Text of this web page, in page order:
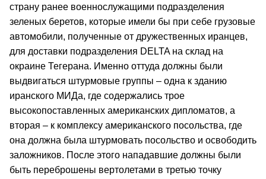
страну ранее военнослужащими подразделения
зеленых беретов, которые имели бы при себе грузовые
автомобили, полученные от дружественных иранцев,
для доставки подразделения DELTA на склад на
окраине Тегерана. Именно оттуда должны были
выдвигаться штурмовые группы – одна к зданию
иранского МИДа, где содержались трое
высокопоставленных американских дипломатов, а
вторая – к комплексу американского посольства, где
она должна была штурмовать посольство и освободить
заложников. После этого нападавшие должны были
быть переброшены вертолетами в третью точку